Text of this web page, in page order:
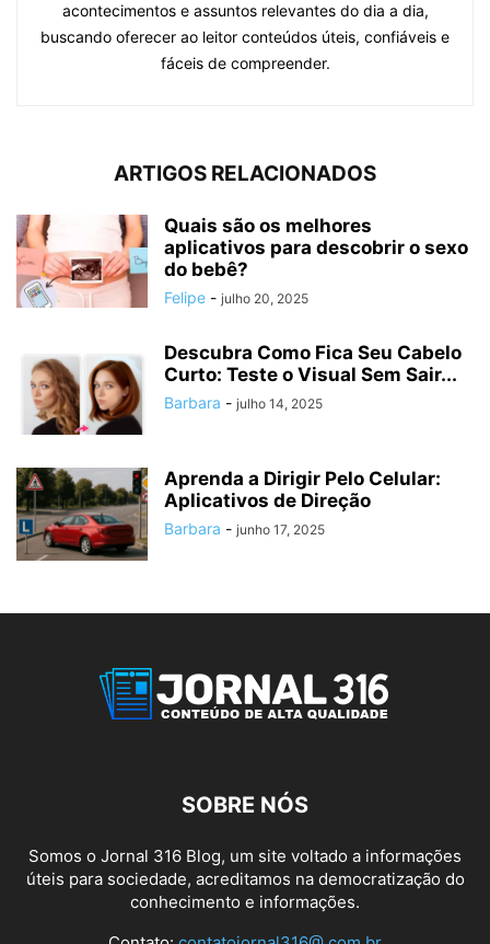
acontecimentos e assuntos relevantes do dia a dia,
buscando oferecer ao leitor conteúdos úteis, confiáveis e
fáceis de compreender.
ARTIGOS RELACIONADOS
Quais são os melhores
aplicativos para descobrir o sexo
do bebê?
Felipe - julho 20, 2025
Descubra Como Fica Seu Cabelo
Curto: Teste o Visual Sem Sair...
Barbara - julho 14, 2025
Aprenda a Dirigir Pelo Celular:
Aplicativos de Direção
Barbara - junho 17, 2025
SOBRE NÓS
Somos o Jornal 316 Blog, um site voltado a informações
úteis para sociedade, acreditamos na democratização do
conhecimento e informações.